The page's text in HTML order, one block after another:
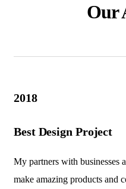
Our
2018
Best Design Project
My partners with businesses
make amazing products and